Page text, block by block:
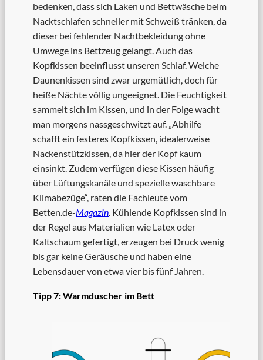
bedenken, dass sich Laken und Bettwäsche beim
Nacktschlafen schneller mit Schweiß tränken, da
dieser bei fehlender Nachtbekleidung ohne
Umwege ins Bettzeug gelangt. Auch das
Kopfkissen beeinflusst unseren Schlaf. Weiche
Daunenkissen sind zwar urgemütlich, doch für
heiße Nächte völlig ungeeignet. Die Feuchtigkeit
sammelt sich im Kissen, und in der Folge wacht
man morgens nassgeschwitzt auf. „Abhilfe
schafft ein festeres Kopfkissen, idealerweise
Nackenstützkissen, da hier der Kopf kaum
einsinkt. Zudem verfügen diese Kissen häufig
über Lüftungskanäle und spezielle waschbare
Klimabezüge“, raten die Fachleute vom
Betten.de-Magazin. Kühlende Kopfkissen sind in
der Regel aus Materialien wie Latex oder
Kaltschaum gefertigt, erzeugen bei Druck wenig
bis gar keine Geräusche und haben eine
Lebensdauer von etwa vier bis fünf Jahren.
Tipp 7: Warmduscher im Bett